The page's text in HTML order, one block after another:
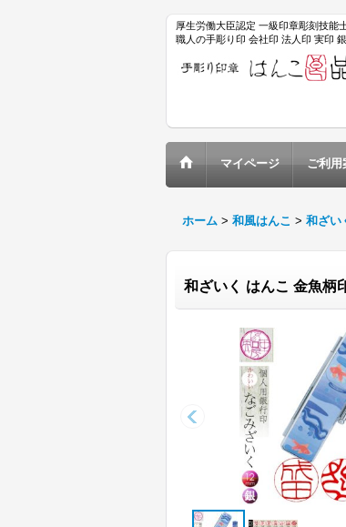
厚生労働大臣認定 一級印章彫刻技能
職人の手彫り印 会社印 法人印 実印
マイページ ご利用
ホーム > 和風はんこ > 和ざい
和ざいく はんこ 金魚柄